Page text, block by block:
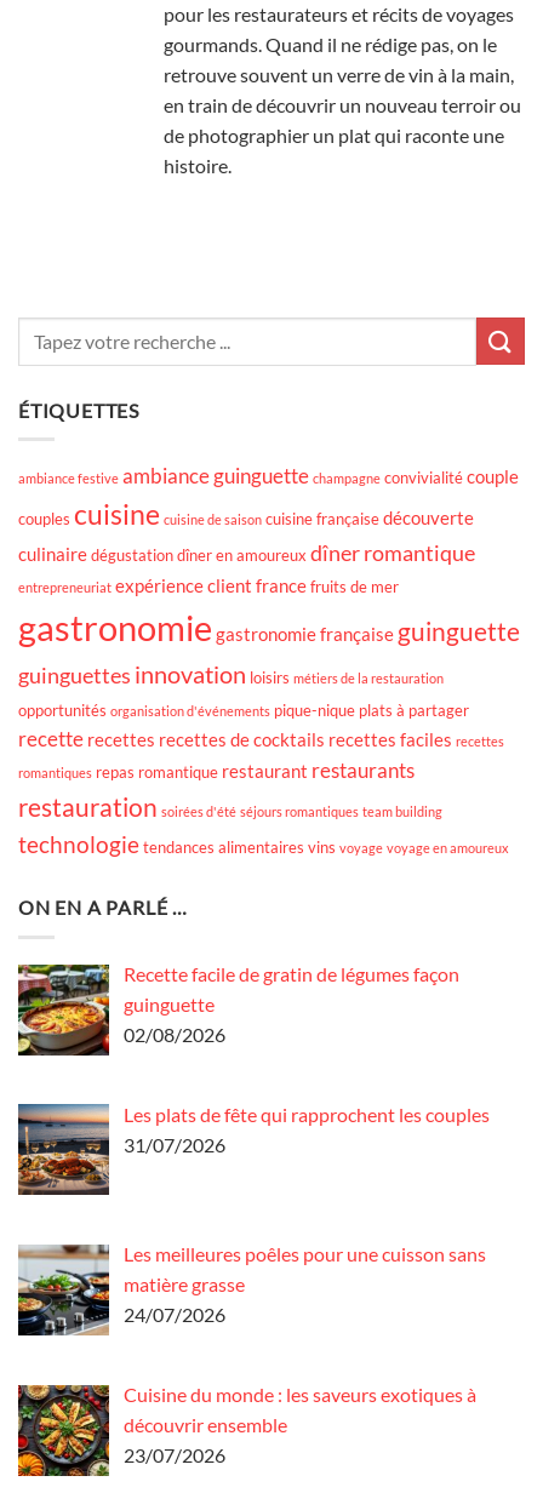
pour les restaurateurs et récits de voyages
gourmands. Quand il ne rédige pas, on le
retrouve souvent un verre de vin à la main,
en train de découvrir un nouveau terroir ou
de photographier un plat qui raconte une
histoire.
ÉTIQUETTES
ambiance festive ambiance guinguette champagne convivialitécouple
couples cuisine cuisine de saison cuisine françaisedécouverte
culinairedégustationdîner en amoureux dîner romantique
entrepreneuriat expérience client francefruits de mer
gastronomie gastronomie française guinguette
guinguettes innovation loisirs métiers de la restauration
opportunités organisation d'événements pique-nique plats à partager
recette recettes recettes de cocktails recettes faciles recettes
romantiques repas romantique restaurant restaurants
restauration soirées d'été séjours romantiques team building
technologietendances alimentaires vins voyage voyage en amoureux
ON EN A PARLÉ …
Recette facile de gratin de légumes façon
guinguette
02/08/2026
Les plats de fête qui rapprochent les couples
31/07/2026
Les meilleures poêles pour une cuisson sans
matière grasse
24/07/2026
Cuisine du monde : les saveurs exotiques à
découvrir ensemble
23/07/2026